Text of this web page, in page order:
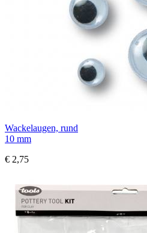
Wackelaugen, rund
10 mm
€ 2,75